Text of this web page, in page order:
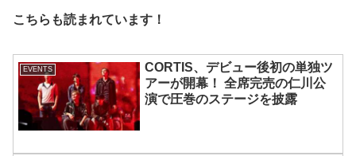
こちらも読まれています！
EVENTS
CORTIS、デビュー後初の単独ツ
アーが開幕！ 全席完売の仁川公
演で圧巻のステージを披露